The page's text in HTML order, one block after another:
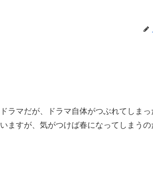
ラマだが、ドラマ自体がつぶれてしまっ
ますが、気がつけば春になってしまうの